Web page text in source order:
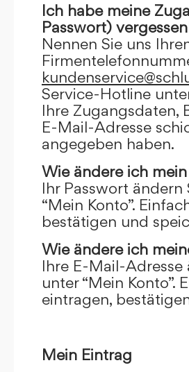
Ich habe meine
Passwort)
Nennen Sie uns
Service-Hotline
Ihre Zugangsdaten,
E-Mail-Adresse
angegeben haben.
Wie ändere ich
Ihr Passwort
“Mein Konto”.
bestätigen und
Wie ändere ich
Ihre E-Mail-Adresse
unter “Mein Konto”.
eintragen,
Mein Eintrag